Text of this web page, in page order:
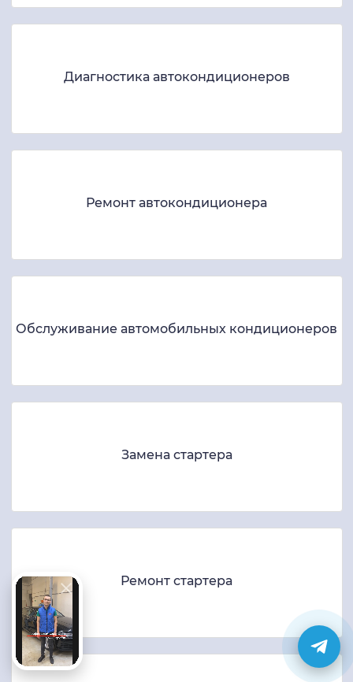
Диагностика автокондиционеров
Ремонт автокондиционера
Обслуживание автомобильных кондиционеров
Замена стартера
Ремонт стартера